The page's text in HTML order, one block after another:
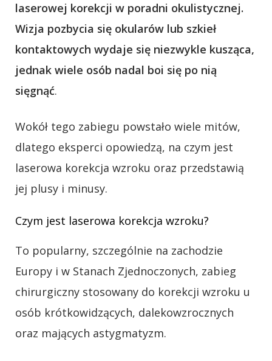
laserowej korekcji w poradni okulistycznej.
Wizja pozbycia się okularów lub szkieł
kontaktowych wydaje się niezwykle kusząca,
jednak wiele osób nadal boi się po nią
sięgnąć.
Wokół tego zabiegu powstało wiele mitów,
dlatego eksperci opowiedzą, na czym jest
laserowa korekcja wzroku oraz przedstawią
jej plusy i minusy.
Czym jest laserowa korekcja wzroku?
To popularny, szczególnie na zachodzie
Europy i w Stanach Zjednoczonych, zabieg
chirurgiczny stosowany do korekcji wzroku u
osób krótkowidzących, dalekowzrocznych
oraz mających astygmatyzm.